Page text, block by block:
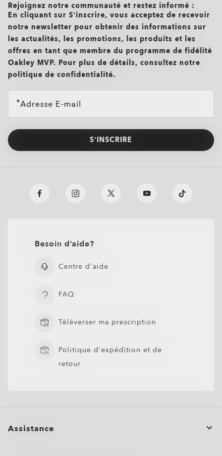
Rejoignez notre communauté et restez informé :
En cliquant sur S’inscrire, vous acceptez de recevoir
notre newsletter pour obtenir des informations sur
les actualités, les promotions, les produits et les
offres en tant que membre du programme de fidélité
Oakley MVP. Pour plus de détails, consultez notre
politique de confidentialité.
Adresse E-mail
S’INSCRIRE
Besoin d’aide?
Centre d'aide
FAQ
Téléverser ma prescription
Politique d'expédition et de
retour
Assistance